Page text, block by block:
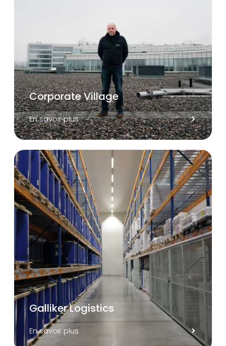
Corporate Village
En savoir plus
Galliker Logistics
En savoir plus